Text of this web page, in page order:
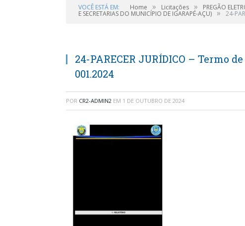
VOCÊ ESTÁ EM: Home » Licitações » PREGÃO
E SECRETARIAS DO MUNICÍPIO DE IGARAPÉ-AÇU) » 24-
24-PARECER JURÍDICO – Termo
001.2024
POR CR2-ADMIN2 EM 1 DE OUTUBRO DE 2024